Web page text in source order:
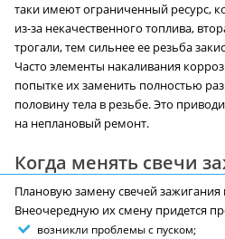
таки имеют ограниченный ресурс,
из-за некачественного топлива,
трогали, тем сильнее ее резьба
Часто элементы накаливания
попытке их заменить полностью
половину тела в резьбе. Это
на неплановый ремонт.
Когда менять свечи
Плановую замену свечей зажигания
Внеочередную их смену придется
возникли проблемы с пуском;